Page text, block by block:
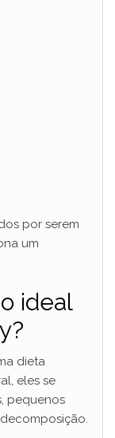
por serem
um
ideal
dieta
eles se
pequenos